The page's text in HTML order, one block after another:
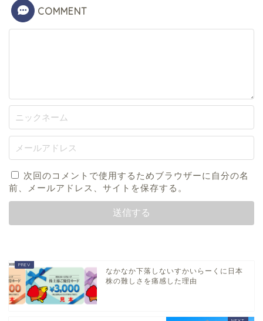
COMMENT
次回のコメントで使用するためブラウザーに自分の名
前、メールアドレス、サイトを保存する。
なかなか下落しないすかいらーくに日本
株の難しさを痛感した理由